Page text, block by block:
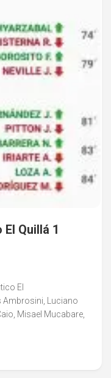
Quillá 1
El
Luciano
Misael Mucabare,